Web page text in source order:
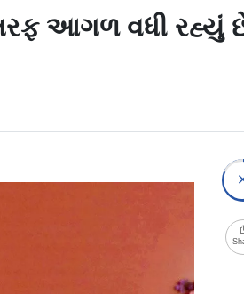
તરફ આગળ વધી રહ્યું